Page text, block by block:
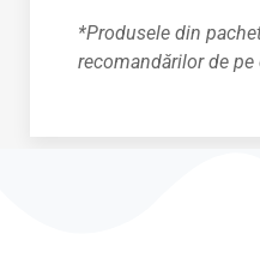
*Produsele din
recomandărilor de